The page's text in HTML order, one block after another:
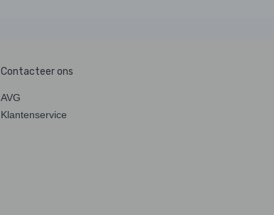
Contacteer ons
AVG
Klantenservice